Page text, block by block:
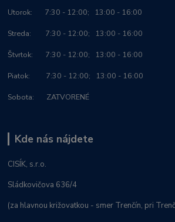
Utorok: 7:30 - 12:00; 13:00 - 16:00
Streda: 7:30 - 12:00; 13:00 - 16:00
Štvrtok: 7:30 - 12:00; 13:00 - 16:00
Piatok: 7:30 - 12:00; 13:00 - 16:00
Sobota: ZATVORENÉ
Kde nás nájdete
CISÍK, s.r.o.
Sládkovičova 636/4
(za hlavnou križovatkou - smer Trenčín, pri